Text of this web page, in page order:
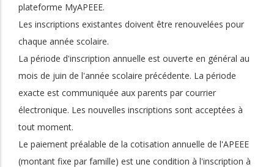
plateforme MyAPEEE.
Les inscriptions existantes doivent être renouvelées pour
chaque année scolaire.
La période d'inscription annuelle est ouverte en général au
mois de juin de l'année scolaire précédente. La période
exacte est communiquée aux parents par courrier
électronique. Les nouvelles inscriptions sont acceptées à
tout moment.
Le paiement préalable de la cotisation annuelle de l'APEEE
(montant fixe par famille) est une condition à l'inscription à